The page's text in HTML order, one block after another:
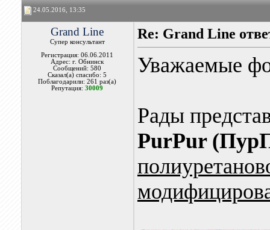
24.05.2016, 13:35
Grand Line
Супер консультант
Регистрация: 06.06.2011
Адрес: г. Обнинск
Сообщений: 580
Сказал(а) спасибо: 5
Поблагодарили: 261 раз(а)
Репутация:30009
Re: Grand Line
Уважаемые
Рады
PurPur